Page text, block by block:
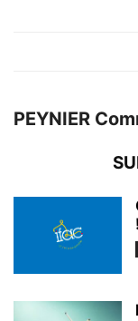
PEYNIER
!